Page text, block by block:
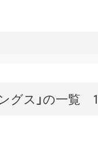
グス」の一覧